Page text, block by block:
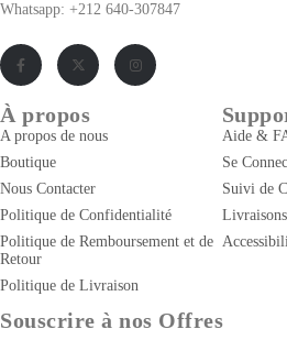
Whatsapp: +212 640-307847
À propos
A propos de nous
Boutique
Nous Contacter
Politique de Confidentialité
Politique de Remboursement et de
Retour
Politique de Livraison
Aide &
Se
Suivi de
Souscrire à nos Offres